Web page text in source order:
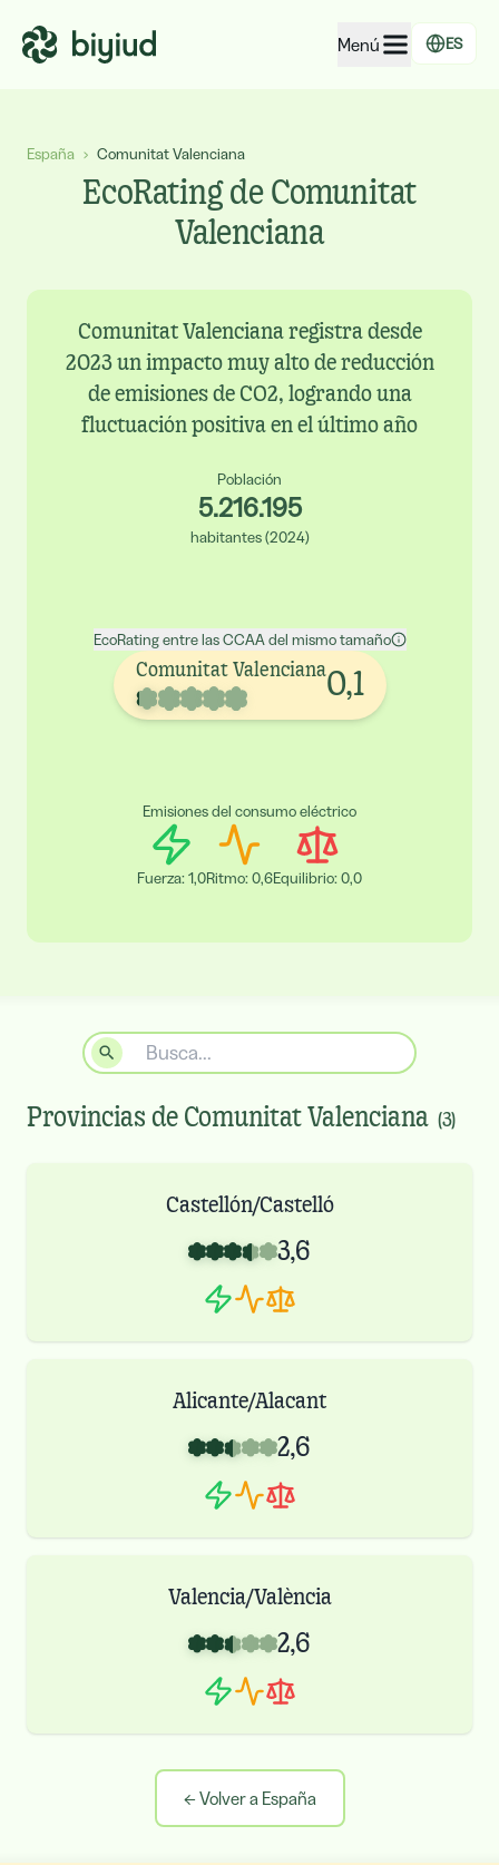
Menú
EcoRating de territorios
Para personas
Para administraciones
Para empresas
ES
España › Comunitat Valenciana
EcoRating de Comunitat
Valenciana
Comunitat Valenciana registra desde
2023 un impacto muy alto de reducción
de emisiones de CO2, logrando una
fluctuación positiva en el último año
Población
5.216.195
habitantes(2024)
EcoRating entre las CCAA del mismo tamaño
Comunitat Valenciana0,1
Emisiones del consumo eléctrico
Fuerza:1,0Ritmo:0,6Equilibrio:0,0
Provincias de Comunitat Valenciana (3)
Castellón/Castelló
3,6
Alicante/Alacant
2,6
Valencia/València
2,6
←Volver a España